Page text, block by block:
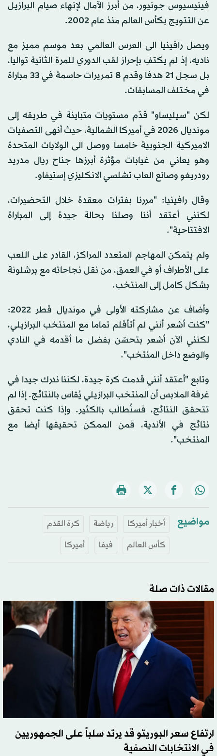
فينيسيوس جونيور، من أبرز الآمال لإنهاء صيام البرازيل
عن التتويج بكأس العالم منذ عام 2002.
ويصل رافينيا الى العرس العالمي بعد موسم مميز مع
ناديه، إذ لم يكتفِ بإحراز لقب الدوري للمرة الثانية تواليا،
بل سجل 21 هدفا وقدم 8 تمريرات حاسمة في 33 مباراة
في مختلف المسابقات.
لكن "سيليساو" قدّم مستويات متباينة في طريقه إلى
مونديال 2026 في أميركا الشمالية، حيث أنهى التصفيات
الاميركية الجنوبية خامسا ووصل الى الولايات المتحدة
وهو يعاني من غيابات مؤثرة أبرزها جناح ريال مدريد
رودريغو وصانع العاب تشلسي الانكليزي إستيفاو.
وقال رافينيا: "مررنا بفترات معقدة خلال التحضيرات،
لكنني أعتقد أننا وصلنا بحالة جيدة إلى المباراة
الافتتاحية".
ولم يتمكن المهاجم المتعدد المراكز، القادر على اللعب
على الأطراف أو في العمق، من نقل نجاحاته مع برشلونة
بشكل كامل إلى المنتخب.
وأضاف عن مشاركته الأولى في مونديال قطر 2022:
"كنت أشعر أنني لم أتأقلم تماما مع المنتخب البرازيلي،
لكنني الآن أشعر بتحسّن بفضل ما أقدمه في النادي
والوضع داخل المنتخب".
وتابع "أعتقد أنني قدمت كرة جيدة، لكننا ندرك جيدا في
غرفة الملابس أن المنتخب البرازيلي يُقاس بالنتائج. إذا لم
تتحقق النتائج، فسنُطالَب بالكثير. وإذا كنت تحقق
نتائج في الأندية، فمن الممكن تحقيقها أيضا مع
المنتخب".
مواضيع أخبار أميركا رياضة
كرة القدم
كأس العالم
فيفا أميركا
مقالات ذات صلة
ارتفاع سعر البوريتو قد يرتد سلباً على الجمهوريين
في الانتخابات النصفية